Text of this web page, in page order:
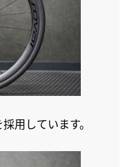
用しています。